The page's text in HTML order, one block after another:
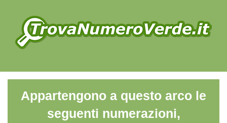
Appartengono a questo arco le
seguenti numerazioni,